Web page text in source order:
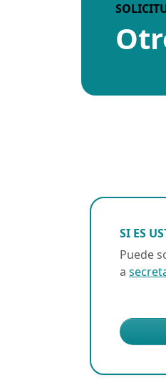
SI ES
Puede
a